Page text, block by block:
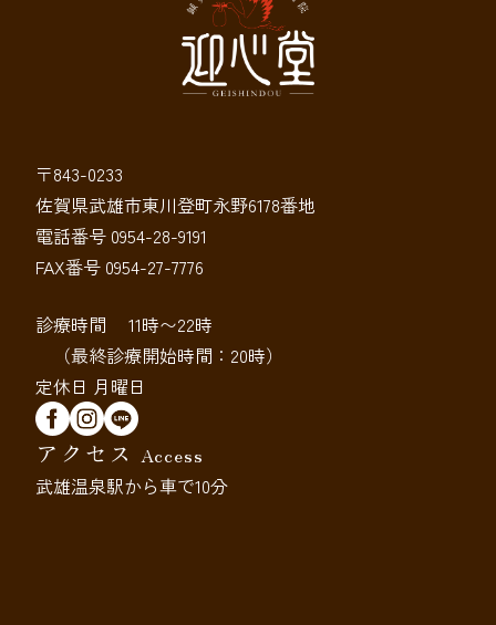
〒843-0233
佐賀県武雄市東川登町永野6178番地
電話番号 0954-28-9191
FAX番号 0954-27-7776
診療時間 11時〜22時
（最終診療開始時間：20時）
定休日 月曜日
アクセス Access
武雄温泉駅から車で10分